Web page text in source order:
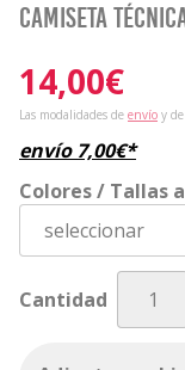
Camiseta
14,00€
Las modalidades de envío y de
envío 7,00€*
Colores / Tallas
Cantidad